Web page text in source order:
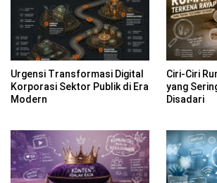
Urgensi Transformasi Digital
Korporasi Sektor Publik di Era
Modern
Ciri-Ciri
yang
Disadari